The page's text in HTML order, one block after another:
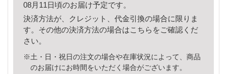
08月11日頃のお届け予定です。
決済方法が、クレジット、代金引換の場合に限りま
す。その他の決済方法の場合はこちら をご確認くだ
さい。
※土・日・祝日の注文の場合や在庫状況によって、商品
のお届けにお時間をいただく場合がございます。